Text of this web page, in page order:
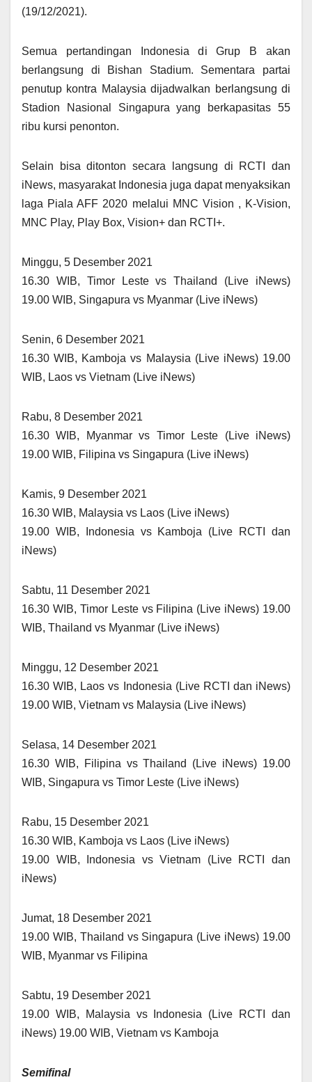
(19/12/2021).
Semua pertandingan Indonesia di Grup B akan
berlangsung di Bishan Stadium. Sementara partai
penutup kontra Malaysia dijadwalkan berlangsung di
Stadion Nasional Singapura yang berkapasitas 55
ribu kursi penonton.
Selain bisa ditonton secara langsung di RCTI dan
iNews, masyarakat Indonesia juga dapat menyaksikan
laga Piala AFF 2020 melalui MNC Vision , K-Vision,
MNC Play, Play Box, Vision+ dan RCTI+.
Minggu, 5 Desember 2021
16.30 WIB, Timor Leste vs Thailand (Live iNews)
19.00 WIB, Singapura vs Myanmar (Live iNews)
Senin, 6 Desember 2021
16.30 WIB, Kamboja vs Malaysia (Live iNews) 19.00
WIB, Laos vs Vietnam (Live iNews)
Rabu, 8 Desember 2021
16.30 WIB, Myanmar vs Timor Leste (Live iNews)
19.00 WIB, Filipina vs Singapura (Live iNews)
Kamis, 9 Desember 2021
16.30 WIB, Malaysia vs Laos (Live iNews)
19.00 WIB, Indonesia vs Kamboja (Live RCTI dan
iNews)
Sabtu, 11 Desember 2021
16.30 WIB, Timor Leste vs Filipina (Live iNews) 19.00
WIB, Thailand vs Myanmar (Live iNews)
Minggu, 12 Desember 2021
16.30 WIB, Laos vs Indonesia (Live RCTI dan iNews)
19.00 WIB, Vietnam vs Malaysia (Live iNews)
Selasa, 14 Desember 2021
16.30 WIB, Filipina vs Thailand (Live iNews) 19.00
WIB, Singapura vs Timor Leste (Live iNews)
Rabu, 15 Desember 2021
16.30 WIB, Kamboja vs Laos (Live iNews)
19.00 WIB, Indonesia vs Vietnam (Live RCTI dan
iNews)
Jumat, 18 Desember 2021
19.00 WIB, Thailand vs Singapura (Live iNews) 19.00
WIB, Myanmar vs Filipina
Sabtu, 19 Desember 2021
19.00 WIB, Malaysia vs Indonesia (Live RCTI dan
iNews) 19.00 WIB, Vietnam vs Kamboja
Semifinal